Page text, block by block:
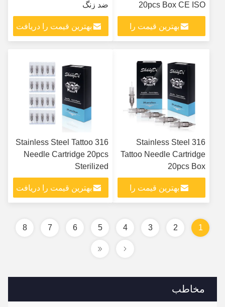
مخاطب
20pcs Box CE ISO
Certified
بهترین قیمت را
ضد زنگ
بهترین قیمت را دریافت
316 Stainless Steel
Tattoo Needle Cartridge
20pcs Box
بهترین قیمت را
316 Stainless Steel Tattoo
Needle Cartridge 20pcs
Sterilized
بهترین قیمت را دریافت
1
2
3
4
5
6
7
8